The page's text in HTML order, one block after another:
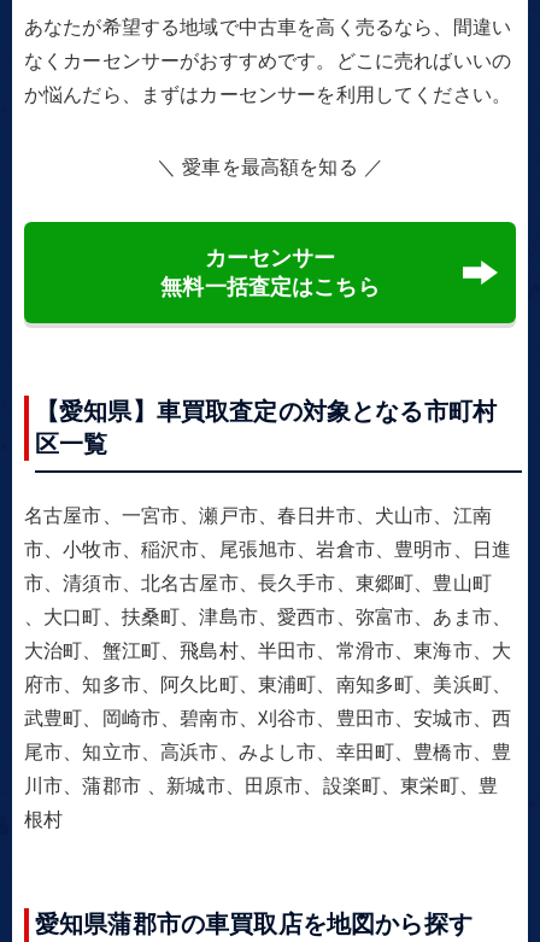
あなたが希望する地域で中古車を高く売るなら、間違い
なくカーセンサーがおすすめです。どこに売ればいいの
か悩んだら、まずはカーセンサーを利用してください。
＼ 愛車を最高額を知る ／
カーセンサー
無料一括査定はこちら
【愛知県】車買取査定の対象となる市町村
区一覧
名古屋市、一宮市、瀬戸市、春日井市、犬山市、江南
市、小牧市、稲沢市、尾張旭市、岩倉市、豊明市、日進
市、清須市、北名古屋市、長久手市、東郷町、豊山町
、大口町、扶桑町、津島市、愛西市、弥富市、あま市、
大治町、蟹江町、飛島村、半田市、常滑市、東海市、大
府市、知多市、阿久比町、東浦町、南知多町、美浜町、
武豊町、岡崎市、碧南市、刈谷市、豊田市、安城市、西
尾市、知立市、高浜市、みよし市、幸田町、豊橋市、豊
川市、蒲郡市 、新城市、田原市、設楽町、東栄町、豊
根村
愛知県蒲郡市の車買取店を地図から探す